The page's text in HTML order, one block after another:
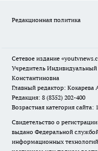
Редакционная политика
Сетевое издание
Учредитель
Константиновна
Главный редактор: Кокарева
Редакция: 8 (8352) 202-400
Возрастная категория сайта:
Свидетельство о
выдано Федеральной
информационных